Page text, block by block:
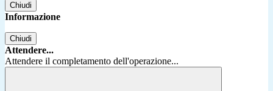
Chiudi
Informazione
Chiudi
Attendere...
Attendere il completamento dell'operazione...